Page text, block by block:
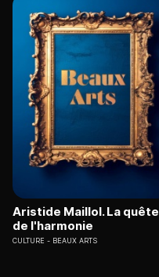
Aristide Maillol. La quête
de l'harmonie
CULTURE BEAUX ARTS